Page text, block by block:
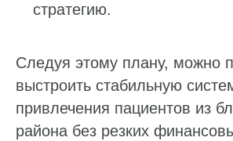
стратегию.
Следуя этому плану, можно
выстроить стабильную
привлечения пациентов из
района без резких